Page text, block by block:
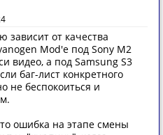
от качества
Mod'е под Sony M2
видео, а под Samsung S3
баг-лист конкретного
не беспокоиться и
ошибка на этапе смены